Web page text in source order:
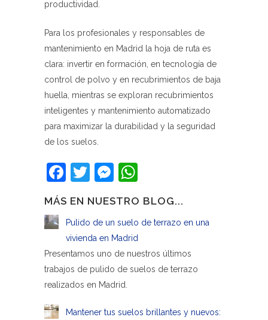
productividad.
Para los profesionales y responsables de
mantenimiento en Madrid la hoja de ruta es
clara: invertir en formación, en tecnología de
control de polvo y en recubrimientos de baja
huella, mientras se exploran recubrimientos
inteligentes y mantenimiento automatizado
para maximizar la durabilidad y la seguridad
de los suelos.
Facebook
TwitterMessenger
MÁS EN NUESTRO BLOG...
Pulido de un suelo de terrazo en una
vivienda en Madrid
Presentamos uno de nuestros últimos
trabajos de pulido de suelos de terrazo
realizados en Madrid.
Mantener tus suelos brillantes y nuevos: